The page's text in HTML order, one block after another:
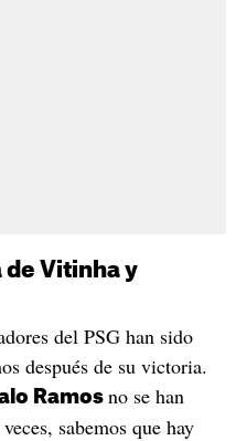
de Vitinha y
del PSG han sido
después de su victoria.
Ramos no se han
sabemos que hay